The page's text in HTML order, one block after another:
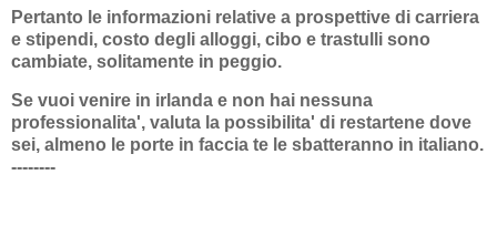
Pertanto le informazioni relative a prospettive di carriera
e stipendi, costo degli alloggi, cibo e trastulli sono
cambiate, solitamente in peggio.
Se vuoi venire in irlanda e non hai nessuna
professionalita', valuta la possibilita' di restartene dove
sei, almeno le porte in faccia te le sbatteranno in italiano.
--------